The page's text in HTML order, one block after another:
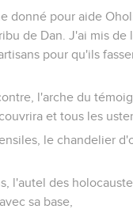
donné pour aide
de Dan. J'ai mis de
pour qu'ils
l'arche du
et tous les
le chandelier
l'autel des
sa base,